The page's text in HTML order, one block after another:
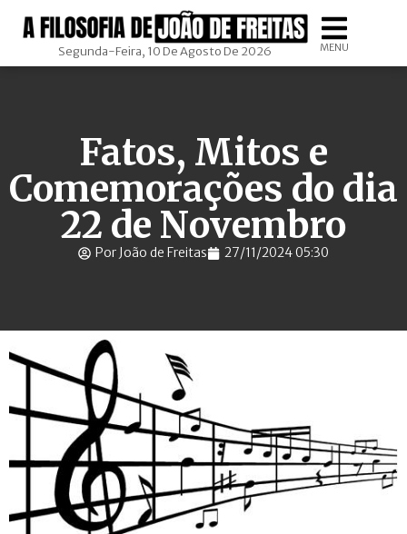
Segunda-Feira, 10 De Agosto De 2026 MENU
Fatos, Mitos e
Comemorações do dia
22 de Novembro
Por João de Freitas 27/11/2024 05:30